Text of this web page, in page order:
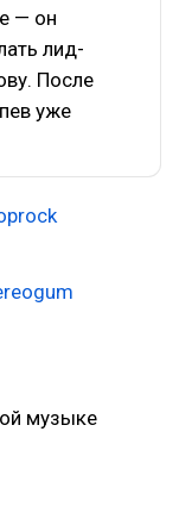
— он
лид-
После
уже
музыке